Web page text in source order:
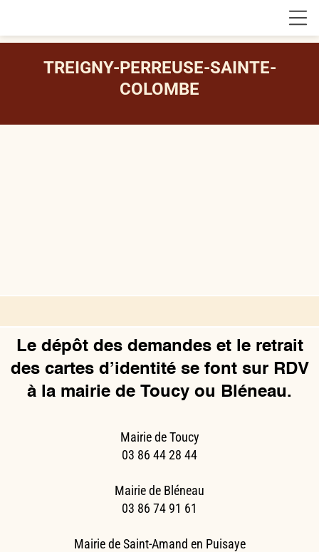
TREIGNY-PERREUSE-SAINTE-
COLOMBE
Le dépôt des demandes et le retrait
des cartes d’identité se font sur RDV
à la mairie de Toucy ou Bléneau.
Mairie de Toucy
03 86 44 28 44
Mairie de Bléneau
03 86 74 91 61
Mairie de Saint-Amand en Puisaye